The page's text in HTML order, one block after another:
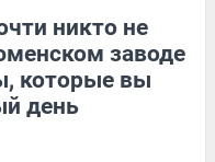
никто не
заводе
которые вы
день